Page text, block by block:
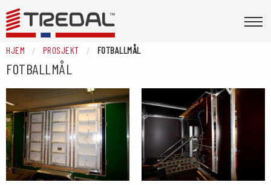
HJEM PROSJEKT FOTBALLMÅL
FOTBALLMÅL